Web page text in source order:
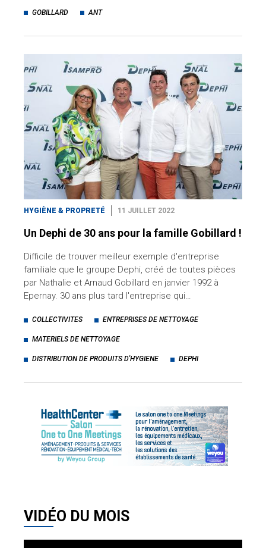
GOBILLARD ANT
HYGIÈNE & PROPRETÉ 11 JUILLET 2022
Un Dephi de 30 ans pour la famille Gobillard !
Difficile de trouver meilleur exemple d'entreprise
familiale que le groupe Dephi, créé de toutes pièces
par Nathalie et Arnaud Gobillard en janvier 1992 à
Epernay. 30 ans plus tard l'entreprise qui…
COLLECTIVITES ENTREPRISES DE NETTOYAGE
MATERIELS DE NETTOYAGE
DISTRIBUTION DE PRODUITS D'HYGIENE DEPHI
VIDÉO DU MOIS